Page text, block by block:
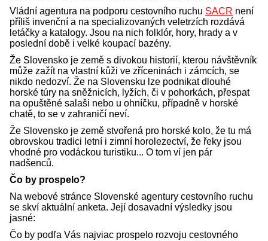
Vládní agentura na podporu cestovního ruchu SACR není
příliš invenční a na specializovaných veletrzích rozdává
letáčky a katalogy. Jsou na nich folklór, hory, hrady a v
poslední době i velké koupací bazény.
Že Slovensko je země s divokou historií, kterou návštěvník
může zažít na vlastní kůži ve zříceninách i zámcích, se
nikdo nedozví. Že na Slovensku lze podnikat dlouhé
horské túry na sněžnicích, lyžích, či v pohorkách, přespat
na opuštěné salaši nebo u ohníčku, případně v horské
chatě, to se v zahraničí neví.
Že Slovensko je země stvořená pro horské kolo, že tu má
obrovskou tradici letní i zimní horolezectví, že řeky jsou
vhodné pro vodáckou turistiku... O tom ví jen pár
nadšenců.
Čo by prospelo?
Na webové stránce Slovenské agentury cestovního ruchu
se skví aktuální anketa. Její dosavadní výsledky jsou
jasné:
Čo by podľa Vás najviac prospelo rozvoju cestovného